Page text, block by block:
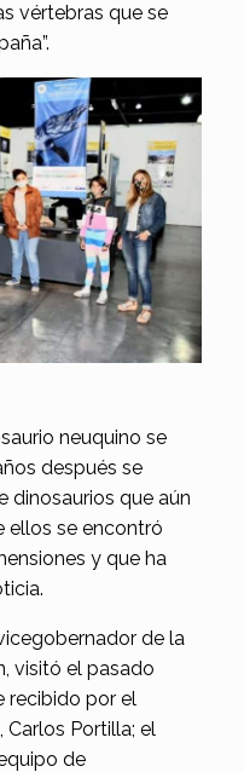
vértebras que se
neuquino se
después se
dinosaurios que aún
ellos se encontró
y que ha
de la
visitó el pasado
recibido por el
Carlos Portilla; el
de